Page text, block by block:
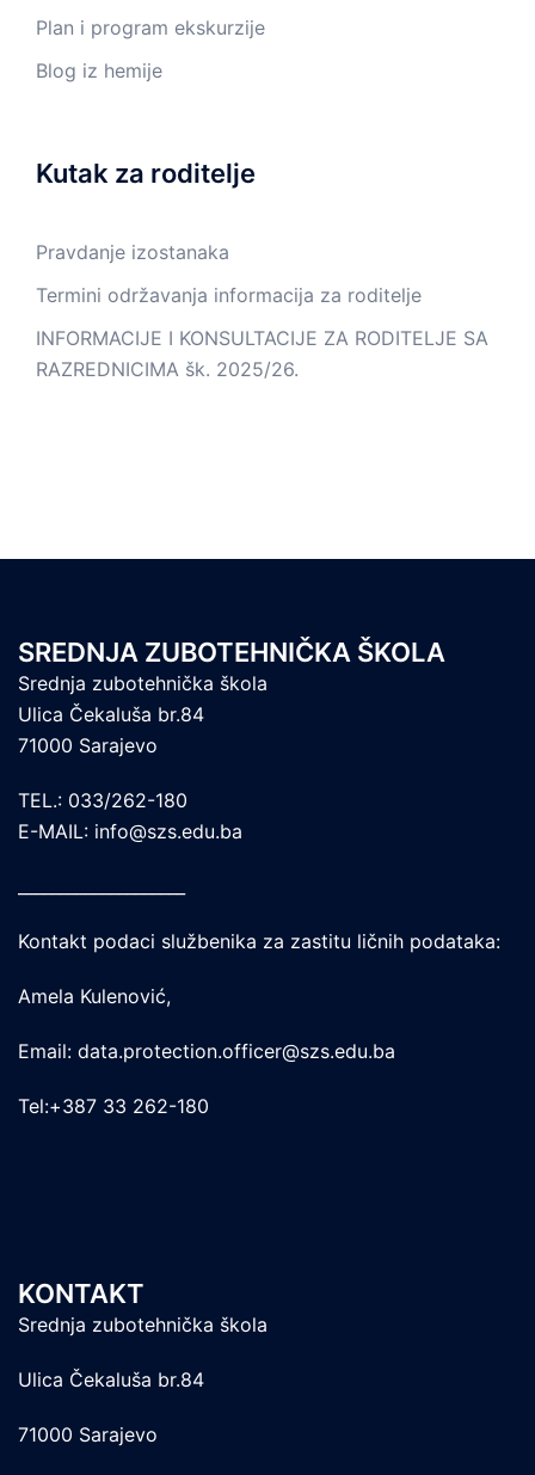
Plan i program ekskurzije
Blog iz hemije
Kutak za roditelje
Pravdanje izostanaka
Termini održavanja informacija za roditelje
INFORMACIJE I KONSULTACIJE ZA RODITELJE SA
RAZREDNICIMA šk. 2025/26.
SREDNJA ZUBOTEHNIČKA ŠKOLA
Srednja zubotehnička škola
Ulica Čekaluša br.84
71000 Sarajevo
TEL.: 033/262-180
E-MAIL: info@szs.edu.ba
Kontakt podaci službenika za zastitu ličnih podataka:
Amela Kulenović,
Email: data.protection.officer@szs.edu.ba
Tel:+387 33 262-180
KONTAKT
Srednja zubotehnička škola
Ulica Čekaluša br.84
71000 Sarajevo